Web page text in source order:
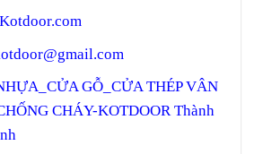
Kotdoor.com
GỖ_CỬA THÉP VÂN
CHÁY-KOTDOOR Thành